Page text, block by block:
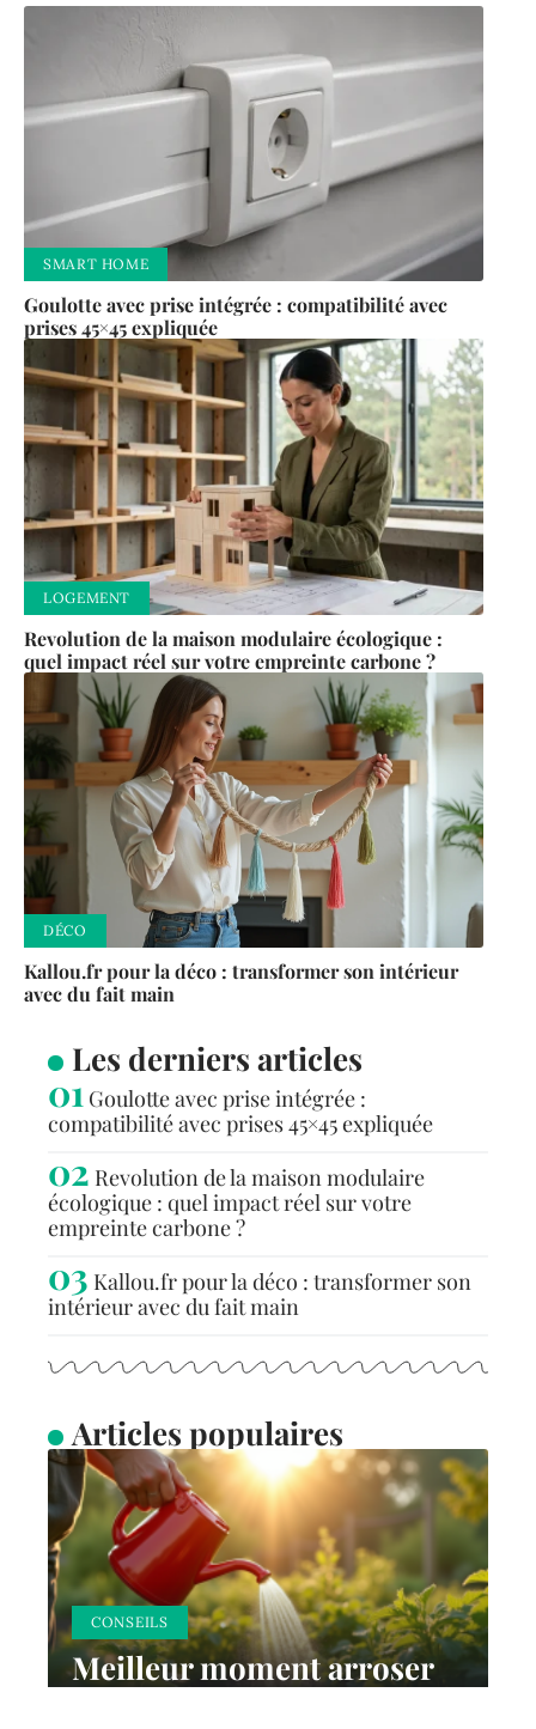
SMART HOME
Goulotte avec prise intégrée : compatibilité avec
prises 45×45 expliquée
LOGEMENT
Revolution de la maison modulaire écologique :
quel impact réel sur votre empreinte carbone ?
DÉCO
Kallou.fr pour la déco : transformer son intérieur
avec du fait main
Les derniers articles
Goulotte avec prise intégrée :
compatibilité avec prises 45×45 expliquée
Revolution de la maison modulaire
écologique : quel impact réel sur votre
empreinte carbone ?
Kallou.fr pour la déco : transformer son
intérieur avec du fait main
Articles populaires
CONSEILS
Meilleur moment arroser
tomates : matin ou soir ?